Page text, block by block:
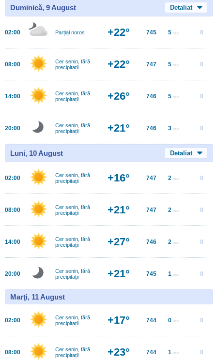
Duminică, 9 August Detaliat
02:00 Parțial noros +22° 745 5 m/s 0
08:00
Cer senin, fără
precipitații
+22° 747 5 m/s 0
14:00
Cer senin, fără
precipitații
+26° 746 5 m/s 0
20:00
Cer senin, fără
precipitații
+21° 746 3 m/s 0
Luni, 10 August Detaliat
02:00
Cer senin, fără
precipitații
+16° 747 2 m/s 0
08:00
Cer senin, fără
precipitații
+21° 747 2 m/s 0
14:00
Cer senin, fără
precipitații
+27° 746 2 m/s 0
20:00
Cer senin, fără
precipitații
+21° 745 1 m/s 0
Marţi, 11 August
02:00
Cer senin, fără
precipitații
+17° 744 0 m/s 0
08:00
Cer senin, fără
precipitații
+23° 744 1 m/s 0